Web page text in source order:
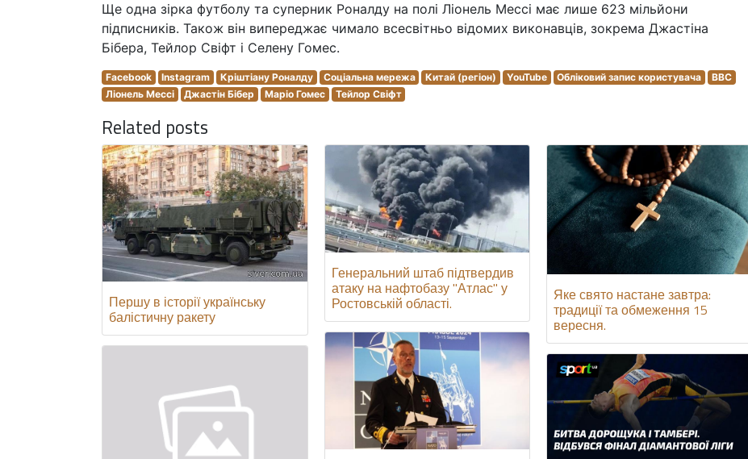
Ще одна зірка футболу та суперник Роналду на полі Ліонель Мессі має лише 623 мільйони
підписників. Також він випереджає чимало всесвітньо відомих виконавців, зокрема Джастіна
Бібера, Тейлор Свіфт і Селену Гомес.
Facebook Instagram Кріштіану Роналду Соціальна мережа Китай (регіон) YouTube Обліковий запис користувача
BBC
Ліонель Мессі
Джастін Бібер Маріо Гомес Тейлор Свіфт
Related posts
Першу в історії українську
балістичну ракету
Генеральний штаб підтвердив
атаку на нафтобазу "Атлас" у
Ростовській області. Яке свято настане завтра:
традиції та обмеження 15
вересня.